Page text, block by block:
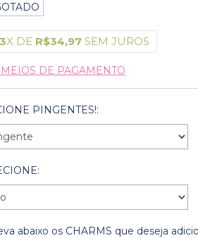
3X DE R$34,97SEM JUROS
DE PAGAMENTO
PINGENTES!:
abaixo os CHARMS que deseja